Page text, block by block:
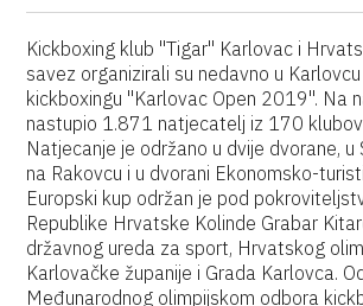
Kickboxing klub "Tigar" Karlovac i
savez organizirali su nedavno u
kickboxingu "Karlovac Open 2019". Na
nastupio 1.871 natjecatelj iz 170
Natjecanje je održano u dvije dvorane, u
na Rakovcu i u dvorani Ekonomsko-
Europski kup održan je pod
Republike Hrvatske Kolinde Grabar
državnog ureda za sport, Hrvatskog
Karlovačke županije i Grada Karlovca.
Međunarodnog olimpijskom odbora